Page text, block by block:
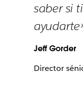
saber si
Jeff Gorder
Director